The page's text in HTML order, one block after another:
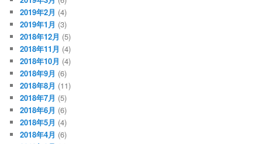
2019年2月 (4)
2019年1月 (3)
2018年12月 (5)
2018年11月 (4)
2018年10月 (4)
2018年9月 (6)
2018年8月 (11)
2018年7月 (5)
2018年6月 (6)
2018年5月 (4)
2018年4月 (6)